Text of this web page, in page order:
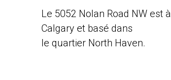
Le 5052 Nolan Road NW est à
Calgary et basé dans
le quartier North Haven.